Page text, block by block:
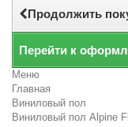
Продолжить
Перейти к
Меню
Главная
Виниловый пол
Виниловый пол Alpine